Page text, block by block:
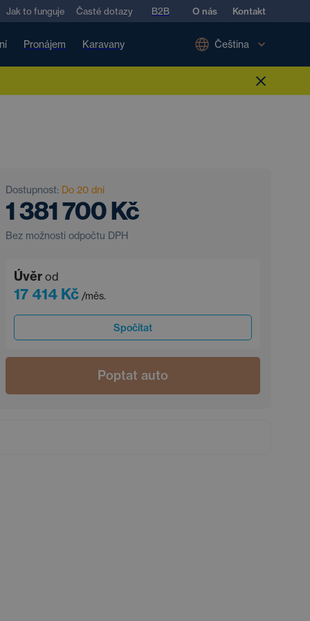
Jak to funguje Časté dotazy B2B O nás Kontakt
Pronájem Karavany Čeština
Dostupnost: Do 20 dní
1 381 700 Kč
Bez možnosti odpočtu DPH
Úvěr od
17 414 Kč /měs.
Spočítat
Poptat auto